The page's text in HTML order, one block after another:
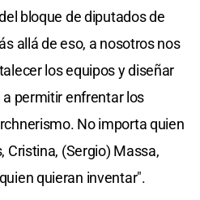
bloque de diputados de
allá de eso, a nosotros nos
los equipos y diseñar
a permitir enfrentar los
No importa quien
Cristina, (Sergio) Massa,
quieran inventar".